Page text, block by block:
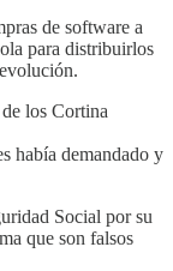
de software a
para distribuirlos
los Cortina
había demandado y
Social por su
que son falsos